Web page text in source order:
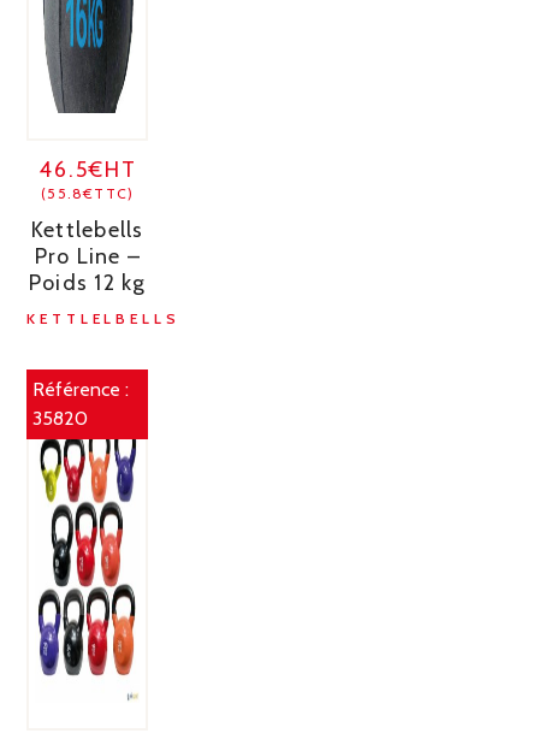
46.5€HT
(55.8€TTC)
Kettlebells
Pro Line –
Poids 12 kg
KETTLELBELLS
Référence :
35820